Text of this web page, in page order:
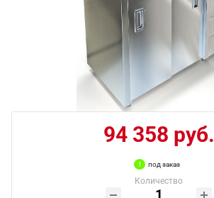
94 358 руб.
под заказ
Количество